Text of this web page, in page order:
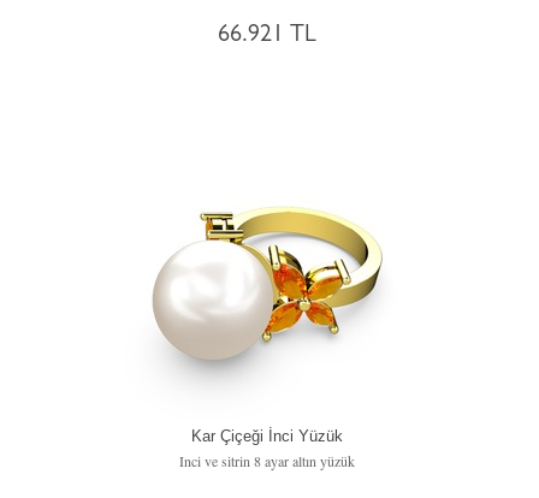
66.921 TL
Kar Çiçeği İnci Yüzük
Inci ve sitrin 8 ayar altın yüzük